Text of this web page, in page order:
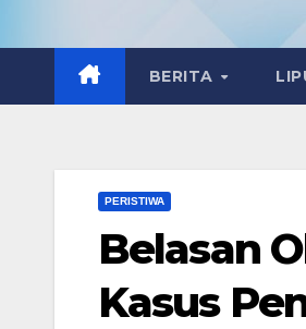
BERITA
PERISTIWA
Belasan
Kasus